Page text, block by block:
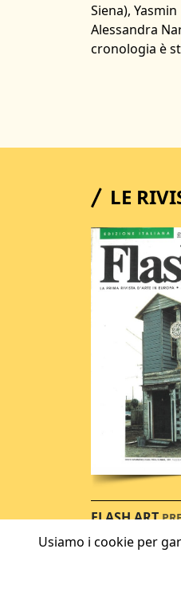
Siena),
Alessandra
cronologia è
LE
FLASH ART
Usiamo i cookie per